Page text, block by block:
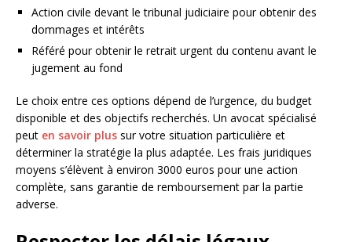
Action civile devant le tribunal judiciaire pour obtenir des
dommages et intérêts
Référé pour obtenir le retrait urgent du contenu avant le
jugement au fond
Le choix entre ces options dépend de l’urgence, du budget
disponible et des objectifs recherchés. Un avocat spécialisé
peut en savoir plus sur votre situation particulière et
déterminer la stratégie la plus adaptée. Les frais juridiques
moyens s’élèvent à environ 3000 euros pour une action
complète, sans garantie de remboursement par la partie
adverse.